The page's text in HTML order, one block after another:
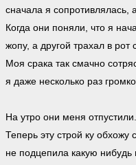
сначала я сопротивлялась,
Когда они поняли, что я
жопу, а другой трахал в
Моя срака так смачно
я даже несколько раз
На утро они меня
Теперь эту строй ку
не подцепила какую нибудь